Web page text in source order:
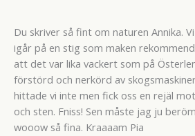
Du skriver så fint om naturen Annika.
igår på en stig som maken
att det var lika vackert som på
förstörd och nerkörd av
hittade vi inte men fick oss en rejäl
och sten. Fniss! Sen måste jag ju
wooow så fina. Kraaaam Pia